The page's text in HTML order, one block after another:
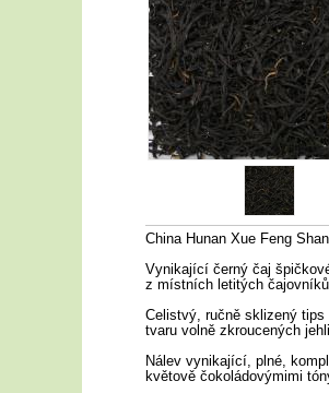
China Hunan Xue Feng
Vynikající černý čaj
z místních letitých
Celistvý, ručně sklizený
tvaru volně zkroucených
Nálev vynikající, plné,
květově čokoládovýmimi